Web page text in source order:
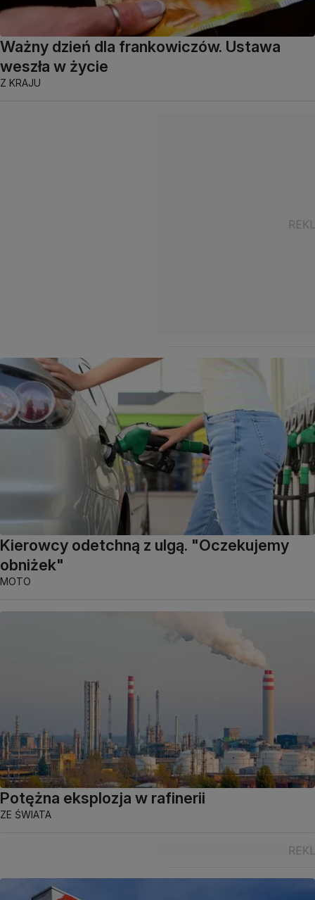
Ważny dzień dla frankowiczów. Ustawa
weszła w życie
Z KRAJU
Kierowcy odetchną z ulgą. "Oczekujemy
obniżek"
MOTO
Potężna eksplozja w rafinerii
ZE ŚWIATA